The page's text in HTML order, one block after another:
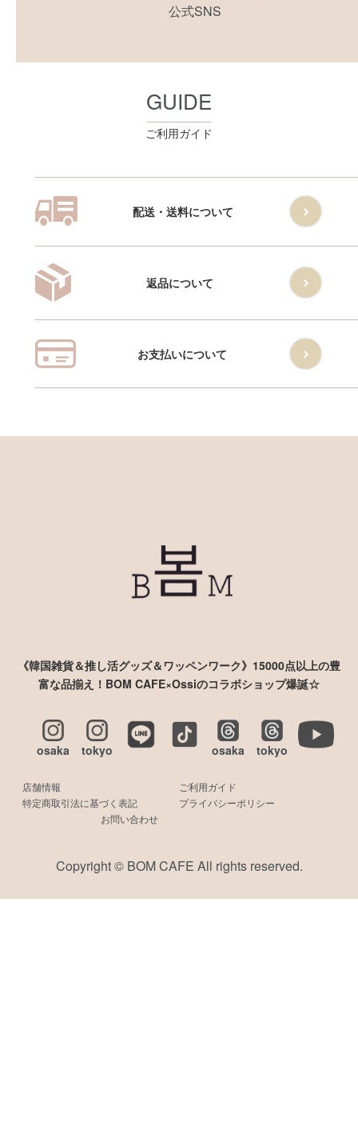
公式SNS
GUIDE
ご利用ガイド
配送・送料について
返品について
お支払いについて
《韓国雑貨＆推し活グッズ＆ワッペンワーク》15000点以上の豊
富な品揃え！BOM CAFE×Ossiのコラボショップ爆誕☆
osaka tokyo osaka tokyo
店舗情報
ご利用ガイド
特定商取引法に基づく表記
プライバシーポリシー
お問い合わせ
Copyright © BOM CAFE All rights reserved.